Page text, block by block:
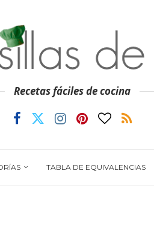
Recetas fáciles de cocina
TABLA DE EQUIVALENCIAS